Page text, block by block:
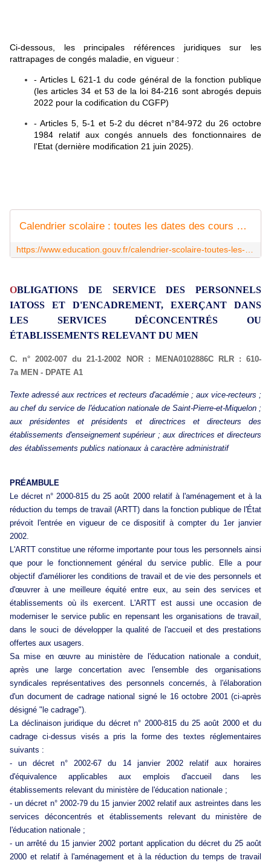
Ci-dessous, les principales références juridiques sur les
rattrapages de congés maladie, en vigueur :
- Articles L 621-1 du code général de la fonction publique
(les articles 34 et 53 de la loi 84-216 sont abrogés depuis
2022 pour la codification du CGFP)
- Articles 5, 5-1 et 5-2 du décret n°84-972 du 26 octobre
1984 relatif aux congés annuels des fonctionnaires de
l'Etat (dernière modification 21 juin 2025).
Calendrier scolaire : toutes les dates des cours et des vacances
OBLIGATIONS DE SERVICE DES PERSONNELS
IATOSS ET D'ENCADREMENT, EXERÇANT DANS
LES SERVICES DÉCONCENTRÉS OU
ÉTABLISSEMENTS RELEVANT DU MEN
C. n° 2002-007 du 21-1-2002 NOR : MENA0102886C
RLR : 610-
7a MEN - DPATE A1
Texte adressé aux rectrices et recteurs d'académie ; aux vice-recteurs ;
au chef du service de l'éducation nationale de Saint-Pierre-et-Miquelon ;
aux présidentes et présidents et directrices et directeurs des
établissements d'enseignement supérieur ; aux directrices et directeurs
des établissements publics nationaux à caractère administratif
PRÉAMBULE
Le décret n° 2000-815 du 25 août 2000 relatif à l'aménagement et à la
réduction du temps de travail (ARTT) dans la fonction publique de l'État
prévoit l'entrée en vigueur de ce dispositif à compter du 1er janvier
2002.
L'ARTT constitue une réforme importante pour tous les personnels ainsi
que pour le fonctionnement général du service public. Elle a pour
objectif d'améliorer les conditions de travail et de vie des personnels et
d'œuvrer à une meilleure équité entre eux, au sein des services et
établissements où ils exercent. L'ARTT est aussi une occasion de
moderniser le service public en repensant les organisations de travail,
dans le souci de développer la qualité de l'accueil et des prestations
offertes aux usagers.
Sa mise en œuvre au ministère de l'éducation nationale a conduit,
après une large concertation avec l'ensemble des organisations
syndicales représentatives des personnels concernés, à l'élaboration
d'un document de cadrage national signé le 16 octobre 2001 (ci-après
désigné "le cadrage").
La déclinaison juridique du décret n° 2000-815 du 25 août 2000 et du
cadrage ci-dessus visés a pris la forme des textes réglementaires
suivants :
- un décret n° 2002-67 du 14 janvier 2002 relatif aux horaires
d'équivalence applicables aux emplois d'accueil dans les
établissements relevant du ministère de l'éducation nationale ;
- un décret n° 2002-79 du 15 janvier 2002 relatif aux astreintes dans les
services déconcentrés et établissements relevant du ministère de
l'éducation nationale ;
- un arrêté du 15 janvier 2002 portant application du décret du 25 août
2000 et relatif à l'aménagement et à la réduction du temps de travail